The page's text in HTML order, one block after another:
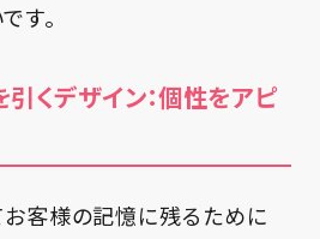
す。
くデザイン：個性をアピ
お客様の記憶に残るために